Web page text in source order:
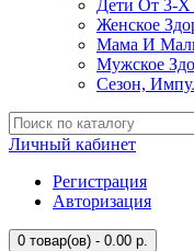
Дети От 3-Х
Женское
Мама И
Мужское
Сезон,
Личный кабинет
Регистрация
Авторизация
0 товар(ов) - 0.00 р.